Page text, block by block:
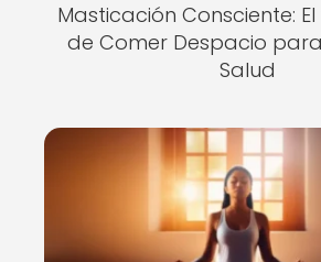
Masticación Consciente:
de Comer Despacio
Salud